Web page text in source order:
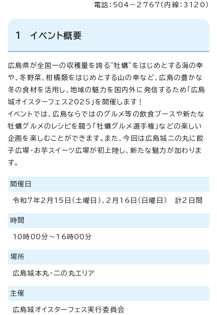
電話：504－2767（内線：3120）
1 イベント概要
広島県が全国一の収穫量を誇る"牡蠣"をはじめとする海の幸
や、冬野菜、柑橘類をはじめとする山の幸など、広島の豊かな
冬の食材を活用し、地域の魅力を国内外に発信するため「広島
城オイスターフェス2025」を開催します！
イベントでは、広島ならではのグルメ等の飲食ブースや新たな
牡蠣グルメのレシピを競う「牡蠣グルメ選手権」などの楽しい
企画を楽しむことができます。また、今回は広島城二の丸に餃
子広場・お芋スイーツ広場が初上陸し、新たな魅力が加わりま
す。
開催日
令和7年2月15日（土曜日）、2月16日（日曜日） 計2日間
時間
10時00分～16時00分
場所
広島城本丸・二の丸エリア
主催
広島城オイスターフェス実行委員会